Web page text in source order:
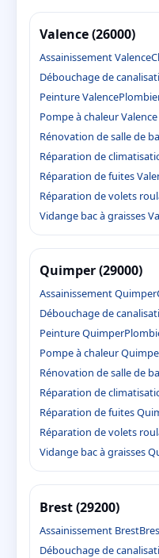
Valence (26000)
Assainissement Valence
Débouchage de
Peinture Valence
Pompe à chaleur Valence
Rénovation de salle de
Réparation de
Réparation de fuites
Réparation de volets
Vidange bac à graisses
Quimper (29000)
Assainissement Quimper
Débouchage de
Peinture Quimper
Pompe à chaleur
Rénovation de salle de
Réparation de
Réparation de fuites
Réparation de volets
Vidange bac à graisses
Brest (29200)
Assainissement Brest
Débouchage de